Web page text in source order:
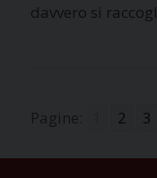
davvero si
Pagine: 2 3